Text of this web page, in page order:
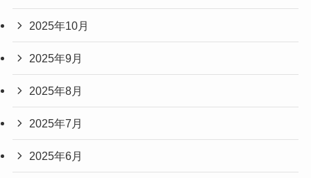
2025年10月
2025年9月
2025年8月
2025年7月
2025年6月